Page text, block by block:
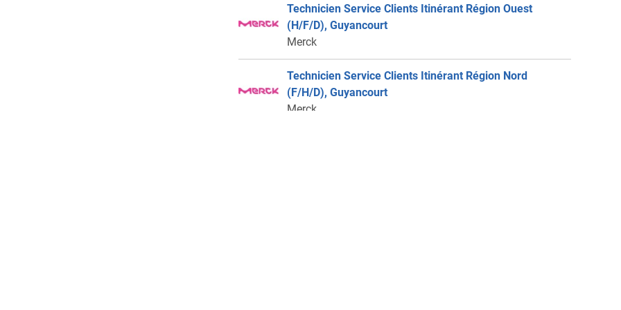
Technicien Service Clients Itinérant Région Ouest
(H/F/D), Guyancourt
Merck
Technicien Service Clients Itinérant Région Nord
(F/H/D), Guyancourt
Merck